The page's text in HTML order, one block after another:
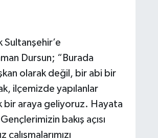
Dursun; “Burada
olarak değil, bir abi bir
ilçemizde yapılanlar
bir araya geliyoruz. Hayata
bakış açısı